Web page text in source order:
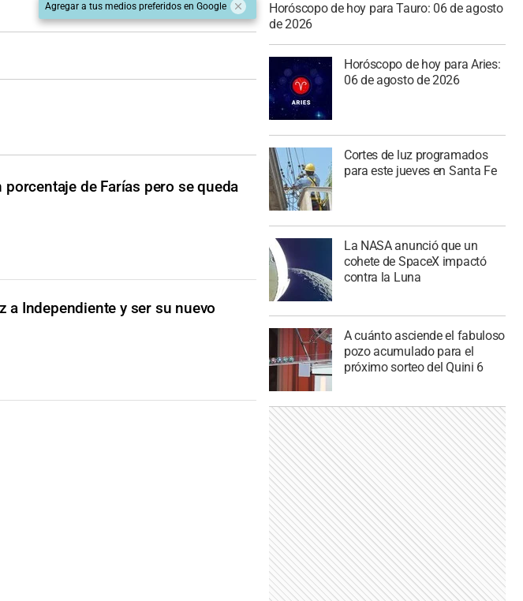
Agregar a tus medios preferidos en Google
porcentaje de Farías pero se queda
a Independiente y ser su nuevo
Horóscopo de hoy para Tauro: 06 de agosto
de 2026
Horóscopo de hoy para Aries:
06 de agosto de 2026
Cortes de luz programados
para este jueves en Santa Fe
La NASA anunció que un
cohete de SpaceX impactó
contra la Luna
A cuánto asciende el fabuloso
pozo acumulado para el
próximo sorteo del Quini 6